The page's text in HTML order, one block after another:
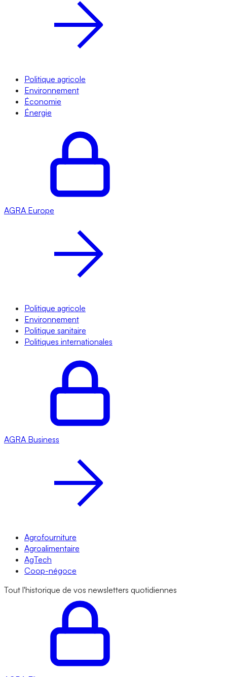
Politique agricole
Environnement
Économie
Énergie
AGRA Europe
Politique agricole
Environnement
Politique sanitaire
Politiques internationales
AGRA Business
Agrofourniture
Agroalimentaire
AgTech
Coop-négoce
Tout l'historique de vos newsletters quotidiennes